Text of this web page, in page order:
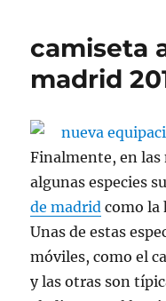
camiseta
madrid
Finalmente, en las
algunas especies
de madrid como la
Unas de estas
móviles, como el
y las otras son